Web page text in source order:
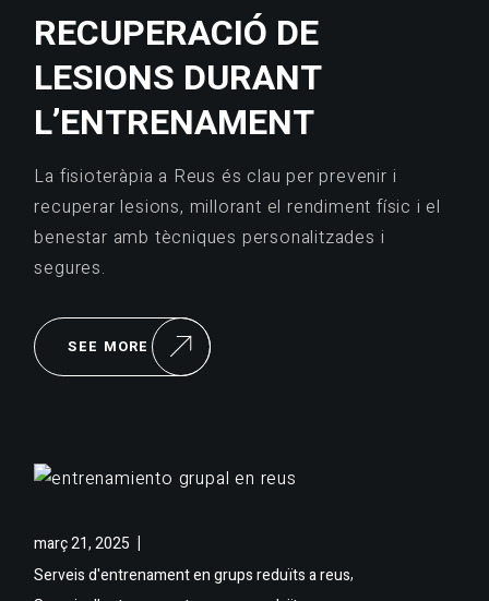
RECUPERACIÓ DE
LESIONS DURANT
L’ENTRENAMENT
La fisioteràpia a Reus és clau per prevenir i
recuperar lesions, millorant el rendiment físic i el
benestar amb tècniques personalitzades i
segures.
SEE MORE
març 21, 2025
Serveis d'entrenament en grups reduïts a reus,